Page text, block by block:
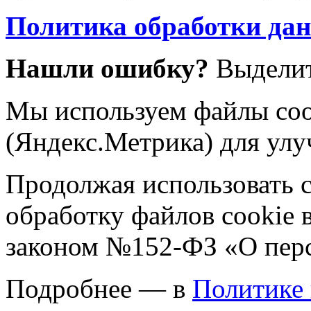
Политика обработки
Нашли ошибку?
Мы используем файлы
(Яндекс.Метрика) для
Продолжая использовать
обработку файлов cookie
законом №152-ФЗ «О
Подробнее — в Политике